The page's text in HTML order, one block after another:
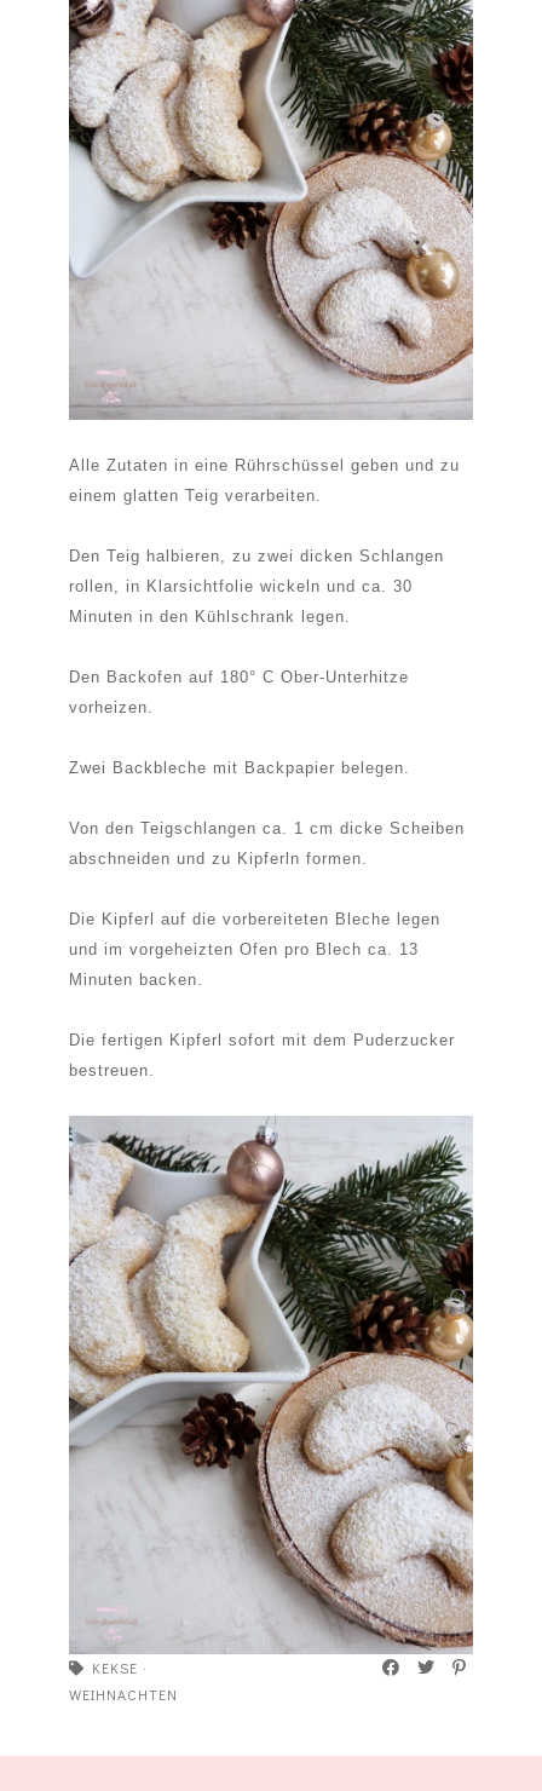
Alle Zutaten in eine Rührschüssel geben und zu
einem glatten Teig verarbeiten.
Den Teig halbieren, zu zwei dicken Schlangen
rollen, in Klarsichtfolie wickeln und ca. 30
Minuten in den Kühlschrank legen.
Den Backofen auf 180° C Ober-Unterhitze
vorheizen.
Zwei Backbleche mit Backpapier belegen.
Von den Teigschlangen ca. 1 cm dicke Scheiben
abschneiden und zu Kipferln formen.
Die Kipferl auf die vorbereiteten Bleche legen
und im vorgeheizten Ofen pro Blech ca. 13
Minuten backen.
Die fertigen Kipferl sofort mit dem Puderzucker
bestreuen.
KEKSE ·
WEIHNACHTEN